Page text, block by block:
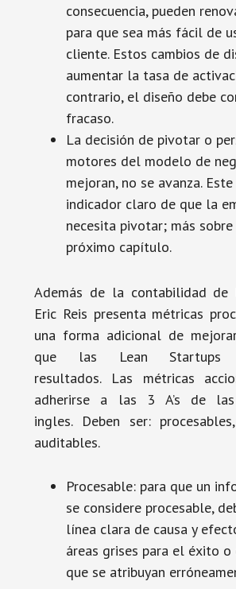
consecuencia, pueden
para que sea más fácil de
cliente. Estos cambios de
aumentar la tasa de
contrario, el diseño debe
fracaso.
La decisión de pivotar o
motores del modelo de
mejoran, no se avanza.
indicador claro de que la
necesita pivotar; más
próximo capítulo.
Además de la contabilidad de
Eric Reis presenta métricas
una forma adicional de
que las Lean Startups
resultados. Las métricas
adherirse a las 3 A’s de
ingles. Deben ser:
auditables.
Procesable: para que un
se considere procesable,
línea clara de causa y
áreas grises para el éxito
que se atribuyan